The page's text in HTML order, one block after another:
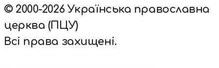
© 2000-2026 Українська православна
церква (ПЦУ)
Всі права захищені.